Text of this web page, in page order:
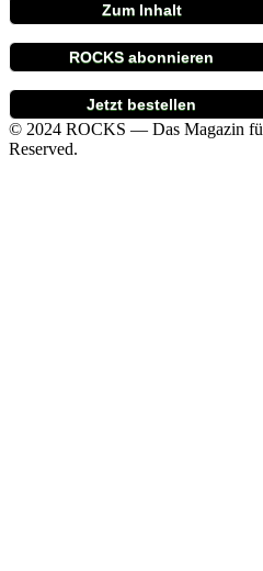
Zum Inhalt
ROCKS abonnieren
Jetzt bestellen
© 2024 ROCKS — Das Magazin
Reserved.